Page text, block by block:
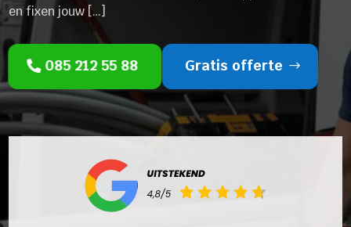
en fixen jouw […]
085 212 55 88 Gratis offerte